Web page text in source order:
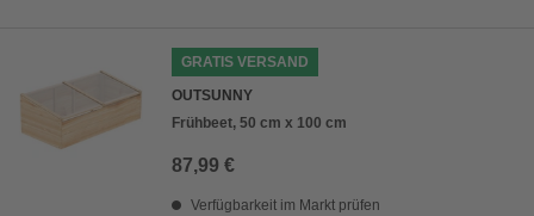
GRATIS VERSAND
OUTSUNNY
Frühbeet, 50 cm x 100 cm
87,99 €
Verfügbarkeit im Markt prüfen